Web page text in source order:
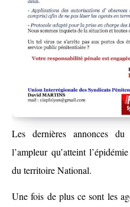
Les dernières annonces du
l’ampleur qu’atteint
du territoire National.
Une fois de plus ce sont les